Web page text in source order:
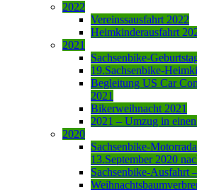
2022
Vereinssausfahrt 2022
Heimkinderausfahrt
2021
Sachsenbike-
19.Sachsenbike-
Begleitung US Car
2021
Bikerweihnacht 2021
2021 – Umzug in
2020
Sachsenbike-
13.September 2020
Sachsenbike-Ausfahrt